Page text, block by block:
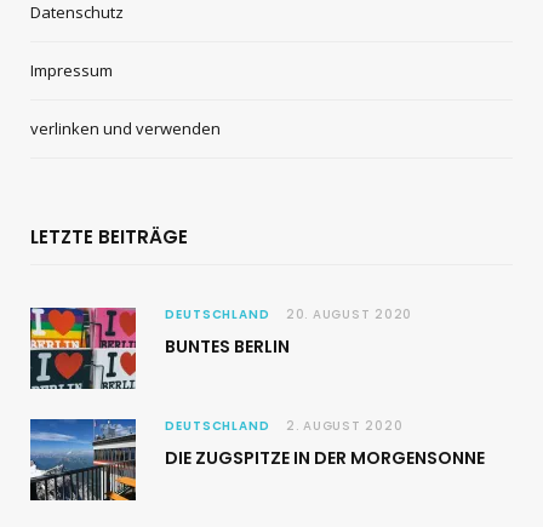
Datenschutz
Impressum
verlinken und verwenden
LETZTE BEITRÄGE
DEUTSCHLAND 20. AUGUST 2020
BUNTES BERLIN
DEUTSCHLAND 2. AUGUST 2020
DIE ZUGSPITZE IN DER MORGENSONNE